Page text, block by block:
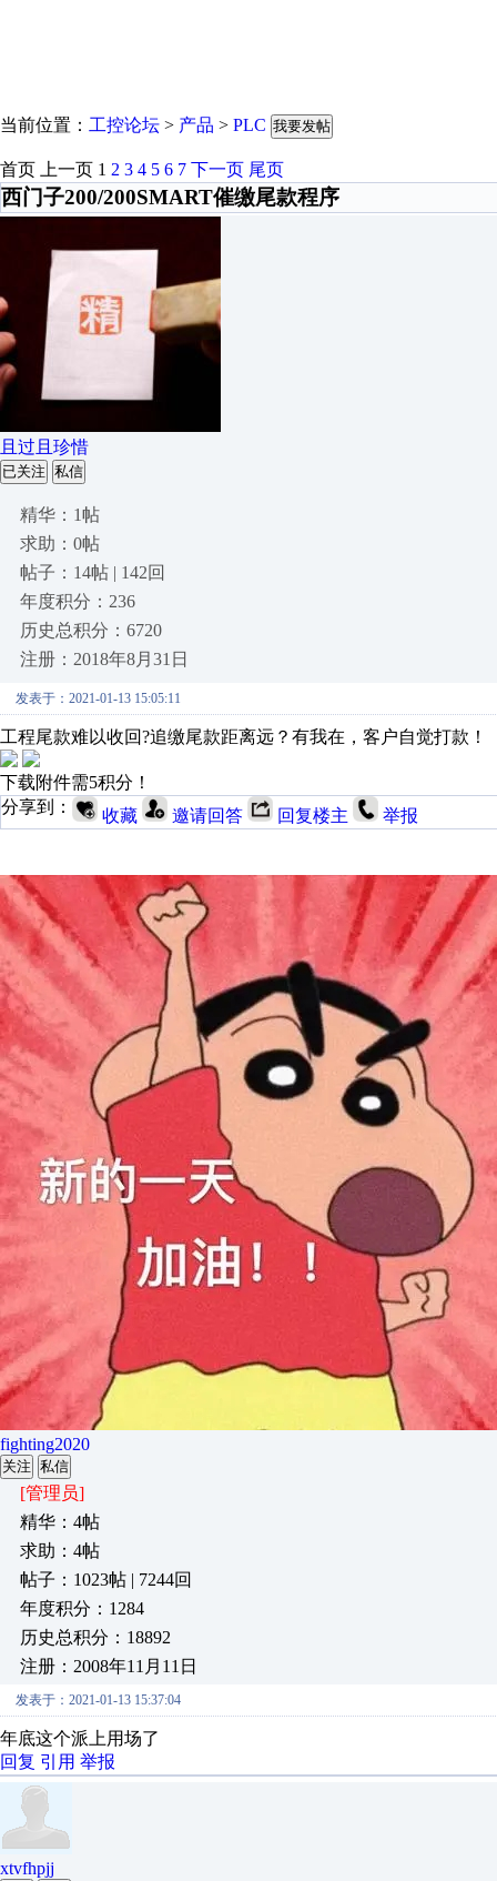
当前位置： 工控论坛 > 产品 > PLC 我要发帖
首页 上一页 1 2 3 4 5 6 7 下一页 尾页
西门子200/200SMART催缴尾款程序
且过且珍惜
已关注 私信
精华：1帖
求助：0帖
帖子：14帖 | 142回
年度积分：236
历史总积分：6720
注册：2018年8月31日
发表于：2021-01-13 15:05:11
工程尾款难以收回?追缴尾款距离远？有我在，客户自觉打款！
下载附件需5积分！
分享到：
收藏 邀请回答 回复楼主 举报
fighting2020
关注 私信
[管理员]
精华：4帖
求助：4帖
帖子：1023帖 | 7244回
年度积分：1284
历史总积分：18892
注册：2008年11月11日
发表于：2021-01-13 15:37:04
年底这个派上用场了
回复 引用 举报
xtvfhpjj